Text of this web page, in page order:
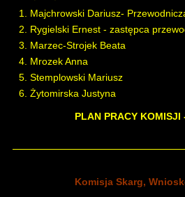
Majchrowski Dariusz-
Rygielski Ernest - zastępca
Marzec-Strojek Beata
Mrozek Anna
Stemplowski Mariusz
Żytomirska Justyna
PLAN PRACY KOMISJI
Komisja Skarg,